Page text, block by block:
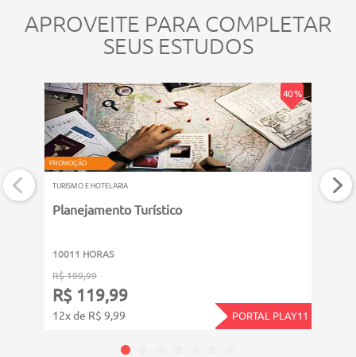
APROVEITE PARA COMPLETAR
SEUS ESTUDOS
40 %
PROMOÇÃO
TURISMO E HOTELARIA
Planejamento Turístico
10011 HORAS
R$ 199,99
R$ 119,99
12x de R$ 9,99 PORTAL PLAY11